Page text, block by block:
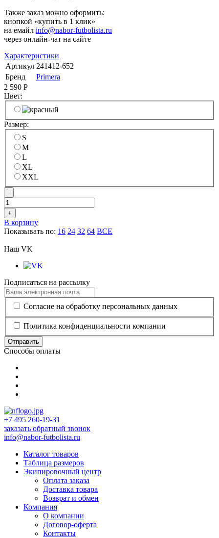
Также заказ можно оформить:
кнопкой «купить в 1 клик»
на емайл info@nabor-futbolista.ru
через онлайн-чат на сайте
Характеристики
Артикул 241412-652
Бренд
Primera
2 590 Р
Цвет:
Размер:
S
M
L
XL
XXL
-
+
В корзину
Показывать по: 16 24 32 64 ВСЕ
Наш VK
Подписаться на рассылку
Согласие на обработку персональных данных
Политика конфиденциальности компании
Отправить
Способы оплаты
+7 495 260-19-31
заказать обратный звонок
info@nabor-futbolista.ru
Каталог товаров
Таблица размеров
Экипировочный центр
Оплата заказа
Доставка товара
Возврат и обмен
Компания
О компании
Договор-оферта
Контакты